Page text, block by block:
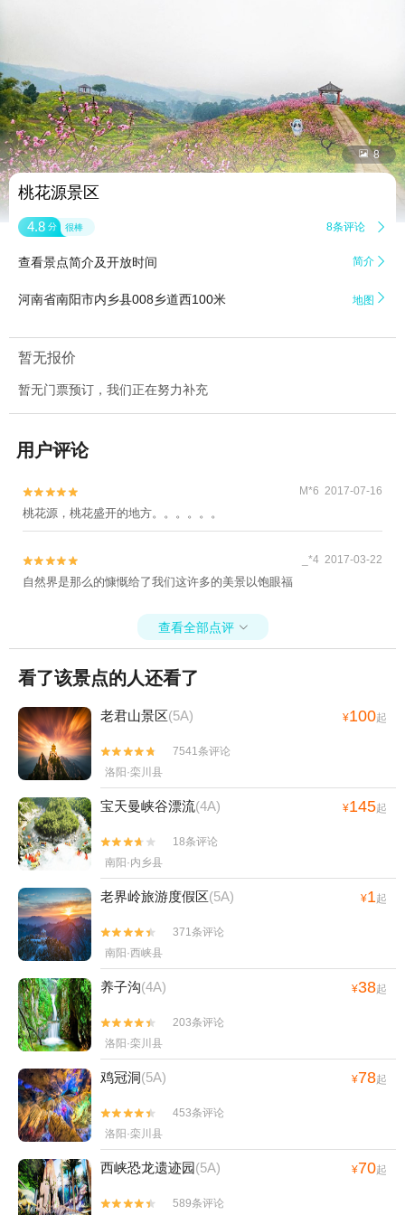
 8
桃花源景区
4.8 分 很棒 8条评论 
查看景点简介及开放时间 简介 
河南省南阳市内乡县008乡道西100米 地图 
暂无报价
暂无门票预订，我们正在努力补充
用户评论

 M*6 2017-07-16
桃花源，桃花盛开的地方。。。。。。

 _*4 2017-03-22
自然界是那么的慷慨给了我们这许多的美景以饱眼福
查看全部点评 
看了该景点的人还看了
老君山景区(5A) ¥100起


7541条评论
洛阳·栾川县
宝天曼峡谷漂流(4A) ¥145起


18条评论
南阳·内乡县
老界岭旅游度假区(5A) ¥1起


371条评论
南阳·西峡县
养子沟(4A) ¥38起


203条评论
洛阳·栾川县
鸡冠洞(5A) ¥78起


453条评论
洛阳·栾川县
西峡恐龙遗迹园(5A) ¥70起

 589条评论